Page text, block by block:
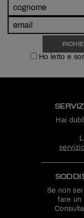
Ho letto e
Hai
Se non
fare un